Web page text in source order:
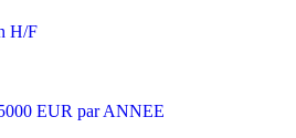
H/F
EUR par ANNEE